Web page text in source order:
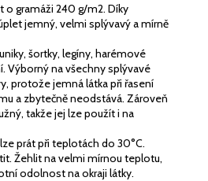
o gramáži 240 g/m2. Díky
jemný, velmi splývavý a mírně
šortky, legíny, harémové
Výborný na všechny splývavé
protože jemná látka při řasení
a zbytečně neodstává. Zároveň
takže jej lze použít i na
prát při teplotách do 30°C.
Žehlit na velmi mírnou teplotu,
odolnost na okraji látky.